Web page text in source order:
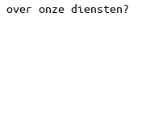
onze diensten?